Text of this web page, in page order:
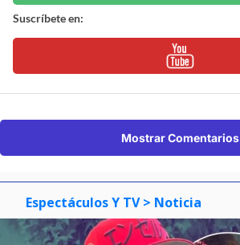
Suscríbete en:
Mostrar Comentarios
Espectáculos Y TV > Noticia